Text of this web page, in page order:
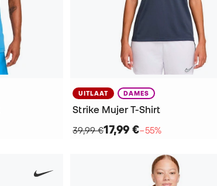
UITLAAT DAMES
Strike Mujer T-Shirt
39,99 €17,99 €−55%